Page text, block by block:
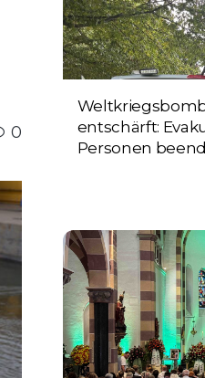
0
entschärft:
Personen